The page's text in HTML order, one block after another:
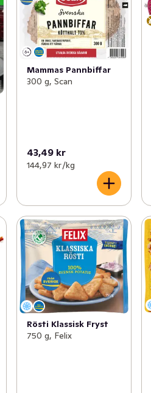
Mammas Pannbiffar
300 g, Scan
43,49 kr
144,97 kr /kg
Rösti Klassisk Fryst
750 g, Felix